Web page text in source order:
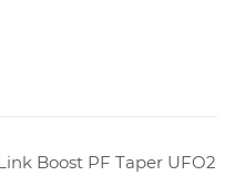
Boost PF Taper UFO2